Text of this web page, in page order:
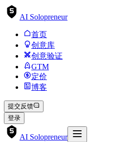
AI Solopreneur
首页
创意库
创意验证
GTM
定价
博客
提交反馈
登录
AI Solopreneur